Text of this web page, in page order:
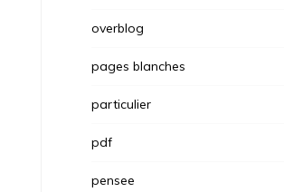
overblog
pages blanches
particulier
pdf
pensee